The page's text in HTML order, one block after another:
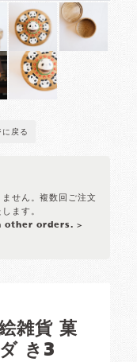
に戻る
せん。複数回ご注文
ます。
other orders. >
雑貨 菓
き3